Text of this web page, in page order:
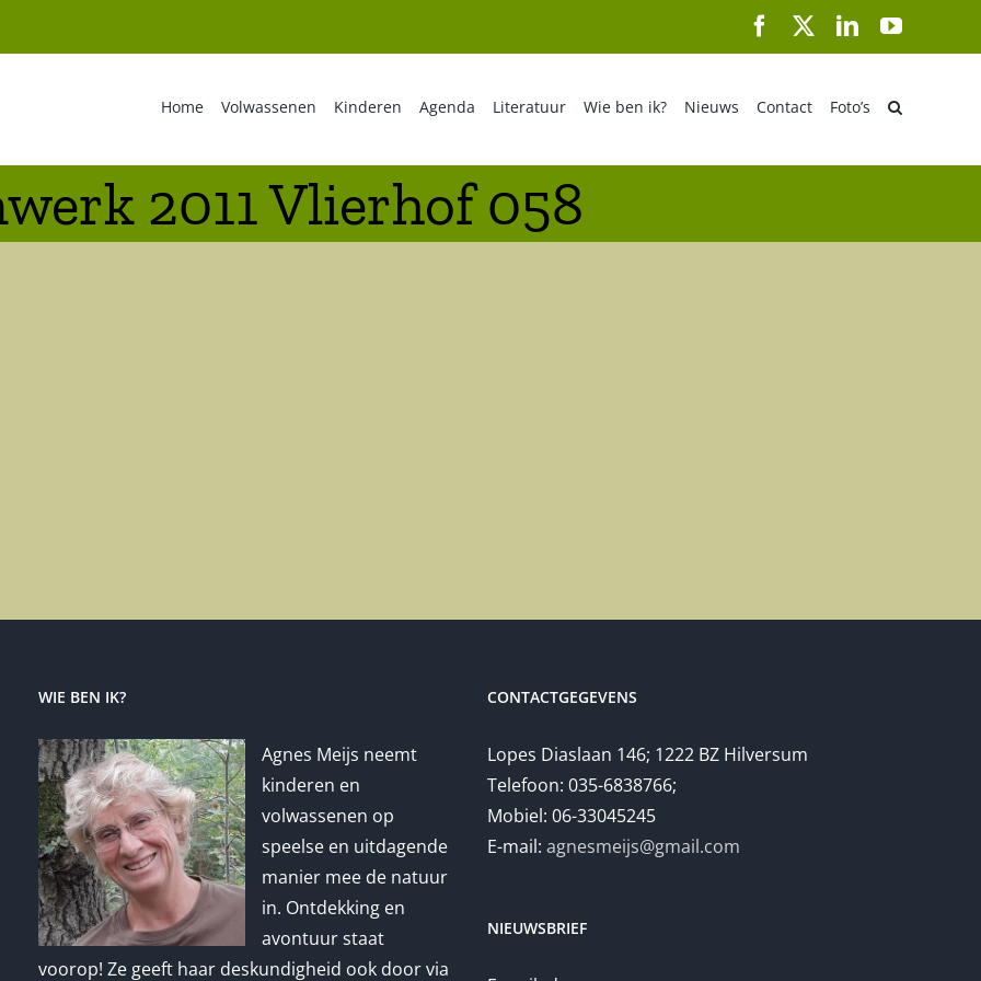
FacebookLinkedInYouTube
Home Volwassenen Kinderen Agenda Literatuur Wie ben ik? Nieuws Contact Foto’s
2011 Vlierhof 058
WIE BEN IK?
Agnes Meijs neemt
kinderen en
volwassenen op
speelse en uitdagende
manier mee de natuur
in. Ontdekking en
avontuur staat
voorop! Ze geeft haar deskundigheid ook door via
CONTACTGEGEVENS
Lopes Diaslaan 146; 1222 BZ Hilversum
Telefoon: 035-6838766;
Mobiel: 06-33045245
E-mail:agnesmeijs@gmail.com
NIEUWSBRIEF